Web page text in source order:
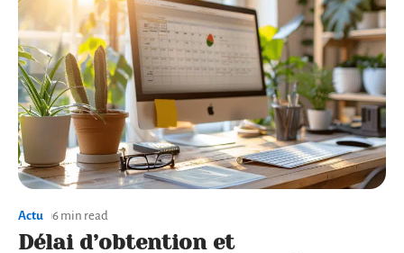
Actu 6 min read
Délai d’obtention et